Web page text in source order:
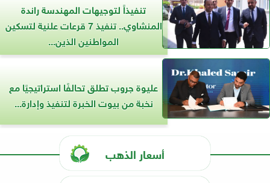
تنفيذاً لتوجيهات المهندسة راندة
المنشاوي.. تنفيذ 7 قرعات علنية لتسكين
المواطنين الذين...
عليوة جروب تطلق تحالفًا استراتيجيًا مع
نخبة من بيوت الخبرة لتنفيذ وإدارة...
أسعار الذهب